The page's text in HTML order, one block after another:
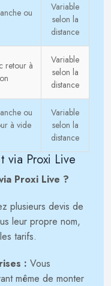
ou
Variable
selon la
distance
retour à
Variable
selon la
distance
ou
à vide
Variable
selon la
distance
via Proxi Live
Proxi Live ?
plusieurs devis de
leur propre nom,
tarifs.
: Vous
même de monter